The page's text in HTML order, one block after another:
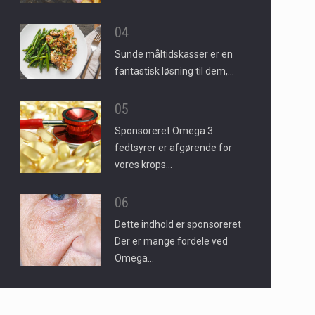
04
Sunde måltidskasser er en
fantastisk løsning til dem,…
05
Sponsoreret Omega 3
fedtsyrer er afgørende for
vores krops…
06
Dette indhold er sponsoreret
Der er mange fordele ved
Omega…